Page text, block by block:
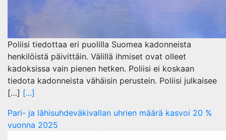
Poliisi tiedottaa eri puolilla Suomea kadonneista
henkilöistä päivittäin. Välillä ihmiset ovat olleet
kadoksissa vain pienen hetken. Poliisi ei koskaan
tiedota kadonneista vähäisin perustein. Poliisi julkaisee
[…] [...]
Pari- ja lähisuhdeväkivallan uhrien määrä kasvoi 20 %
vuonna 2025